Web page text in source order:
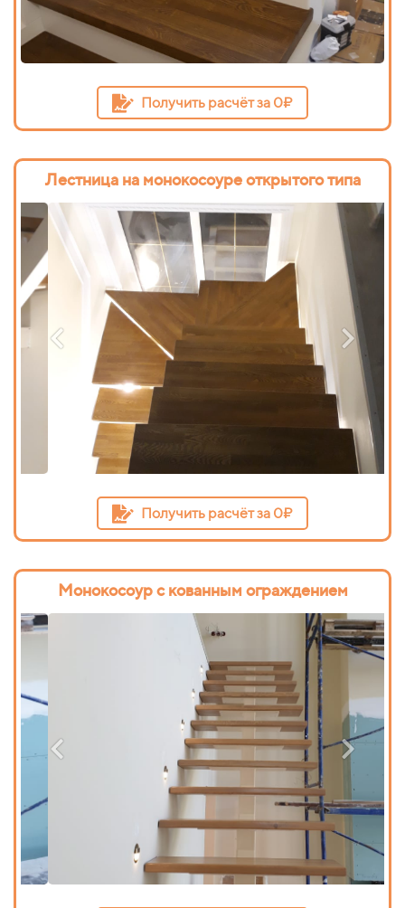
Получить расчёт за 0₽
Лестница на монокосоуре открытого типа
Получить расчёт за 0₽
Монокосоур с кованным ограждением